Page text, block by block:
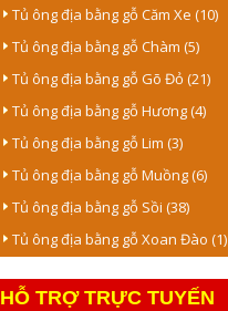
Tủ ông địa bằng gỗ Căm Xe (10)
Tủ ông địa bằng gỗ Chàm (5)
Tủ ông địa bằng gỗ Gõ Đỏ (21)
Tủ ông địa bằng gỗ Hương (4)
Tủ ông địa bằng gỗ Lim (3)
Tủ ông địa bằng gỗ Muồng (6)
Tủ ông địa bằng gỗ Sồi (38)
Tủ ông địa bằng gỗ Xoan Đào (1)
HỖ TRỢ TRỰC TUYẾN